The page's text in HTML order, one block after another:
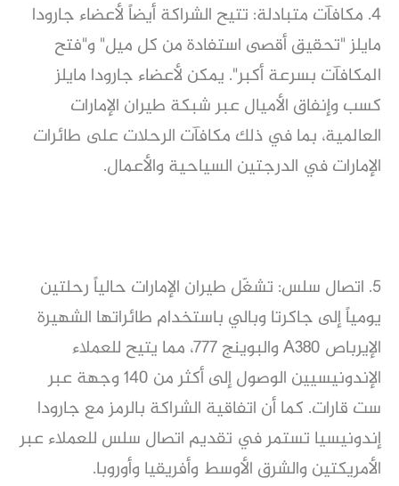
4. مكافآت متبادلة: تتيح الشراكة أيضاً لأعضاء جارودا
مايلز "تحقيق أقصى استفادة من كل ميل" و"فتح
المكافآت بسرعة أكبر". يمكن لأعضاء جارودا مايلز
كسب وإنفاق الأميال عبر شبكة طيران الإمارات
العالمية، بما في ذلك مكافآت الرحلات على طائرات
الإمارات في الدرجتين السياحية والأعمال.
5. اتصال سلس: تشغّل طيران الإمارات حالياً رحلتين
يومياً إلى جاكرتا وبالي باستخدام طائراتها الشهيرة
الإيرباص A380 والبوينج 777، مما يتيح للعملاء
الإندونيسيين الوصول إلى أكثر من 140 وجهة عبر
ست قارات. كما أن اتفاقية الشراكة بالرمز مع جارودا
إندونيسيا تستمر في تقديم اتصال سلس للعملاء عبر
الأمريكتين والشرق الأوسط وأفريقيا وأوروبا.